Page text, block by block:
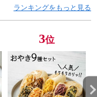
ランキングをもっと見る
3位